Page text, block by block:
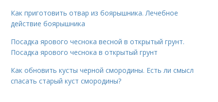
Как приготовить отвар из боярышника. Лечебное
действие боярышника
Посадка ярового чеснока весной в открытый грунт.
Посадка ярового чеснока в открытый грунт
Как обновить кусты черной смородины. Есть ли смысл
спасать старый куст смородины?